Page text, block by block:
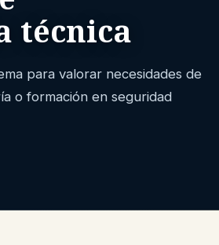
técnica
para valorar necesidades de
o formación en seguridad